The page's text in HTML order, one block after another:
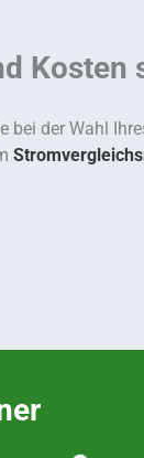
Kosten
bei der Wahl